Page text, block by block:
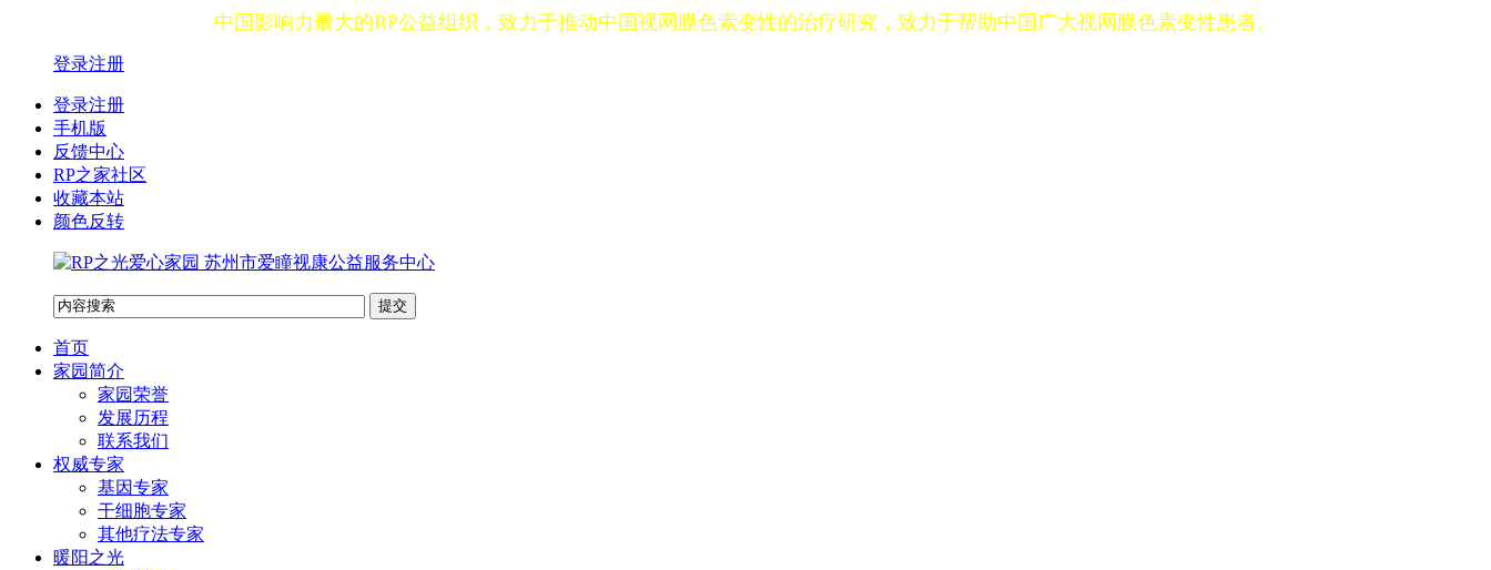
中国影响力最大的RP公益组织，致力于推动中国视网膜色素变性的治疗研究，致力于帮助中国广大视网膜色素变性患者。
登录注册
登录注册
手机版
反馈中心
RP之家社区
收藏本站
颜色反转
首页
家园简介
家园荣誉
发展历程
联系我们
权威专家
基因专家
干细胞专家
其他疗法专家
暖阳之光